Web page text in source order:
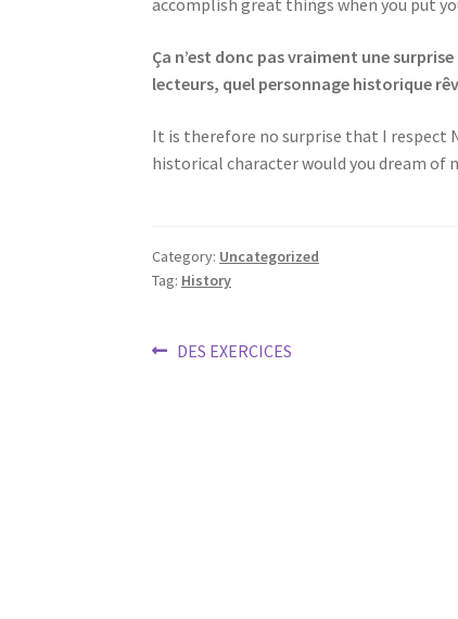
accomplish great things when you put
Ça n’est donc pas vraiment une
lecteurs, quel personnage historique
It is therefore no surprise that I respect
historical character would you dream of
Category: Uncategorized
Tag: History
Post
Previous
DES EXERCICES